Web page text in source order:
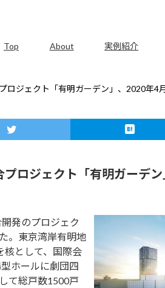
Top About 実例紹介
ロジェクト「有明ガーデン」、2020年4
ロジェクト「有明ガーデ
発のプロジェク
。東京湾岸有明地
核として、国際会
ホールに劇団四
て総戸数1500戸